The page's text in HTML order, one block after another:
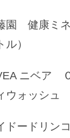
園 健康ミネ
ル）
ニベア
ウォッシュ
ドードリン